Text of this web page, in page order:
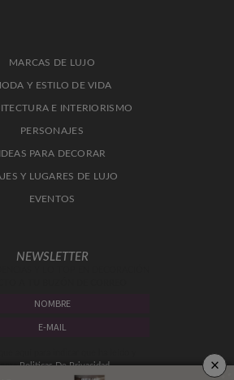
MARCAS DE LUJO
Y ESTILO DE VIDA
E INTERIORISMO
PERSONAJES
IDEAS PARA DECORAR
Y LUGARES DE LUJO
EVENTOS
NEWSLETTER
Politicas De Privacidad. ×